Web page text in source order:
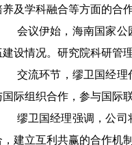
养及学科融合等方面的合
会议伊始，海南国家
建设情况。研究院科研管
交流环节，缪卫国经
国际组织合作，参与国际
缪卫国经理强调，公
，建立互利共赢的合作机